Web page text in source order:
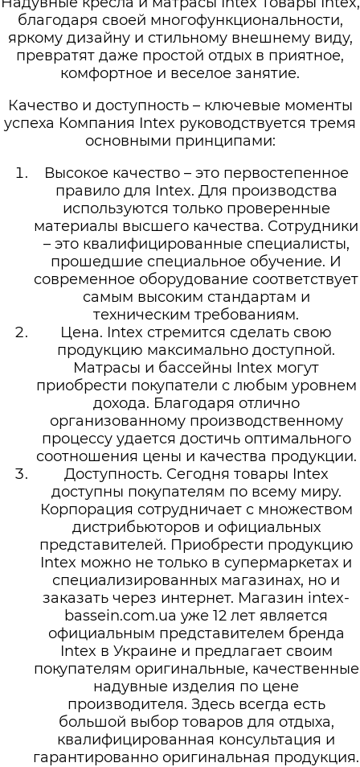
благодаря своей многофункциональности,
яркому дизайну и стильному внешнему виду,
превратят даже простой отдых в приятное,
комфортное и веселое занятие.
Качество и доступность – ключевые моменты
успеха Компания Intex руководствуется тремя
основными принципами:
Высокое качество – это первостепенное
правило для Intex. Для производства
используются только проверенные
материалы высшего качества. Сотрудники
– это квалифицированные специалисты,
прошедшие специальное обучение. И
современное оборудование соответствует
самым высоким стандартам и
техническим требованиям.
Цена. Intex стремится сделать свою
продукцию максимально доступной.
Матрасы и бассейны Intex могут
приобрести покупатели с любым уровнем
дохода. Благодаря отлично
организованному производственному
процессу удается достичь оптимального
соотношения цены и качества продукции.
Доступность. Сегодня товары Intex
доступны покупателям по всему миру.
Корпорация сотрудничает с множеством
дистрибьюторов и официальных
представителей. Приобрести продукцию
Intex можно не только в супермаркетах и
специализированных магазинах, но и
заказать через интернет. Магазин intex-
bassein.com.ua уже 12 лет является
официальным представителем бренда
Intex в Украине и предлагает своим
покупателям оригинальные, качественные
надувные изделия по цене
производителя. Здесь всегда есть
большой выбор товаров для отдыха,
квалифицированная консультация и
гарантированно оригинальная продукция.